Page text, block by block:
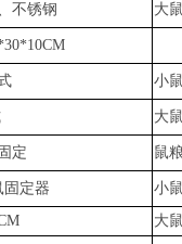
不锈钢 大
小
大
定 鼠
固定器 小
大